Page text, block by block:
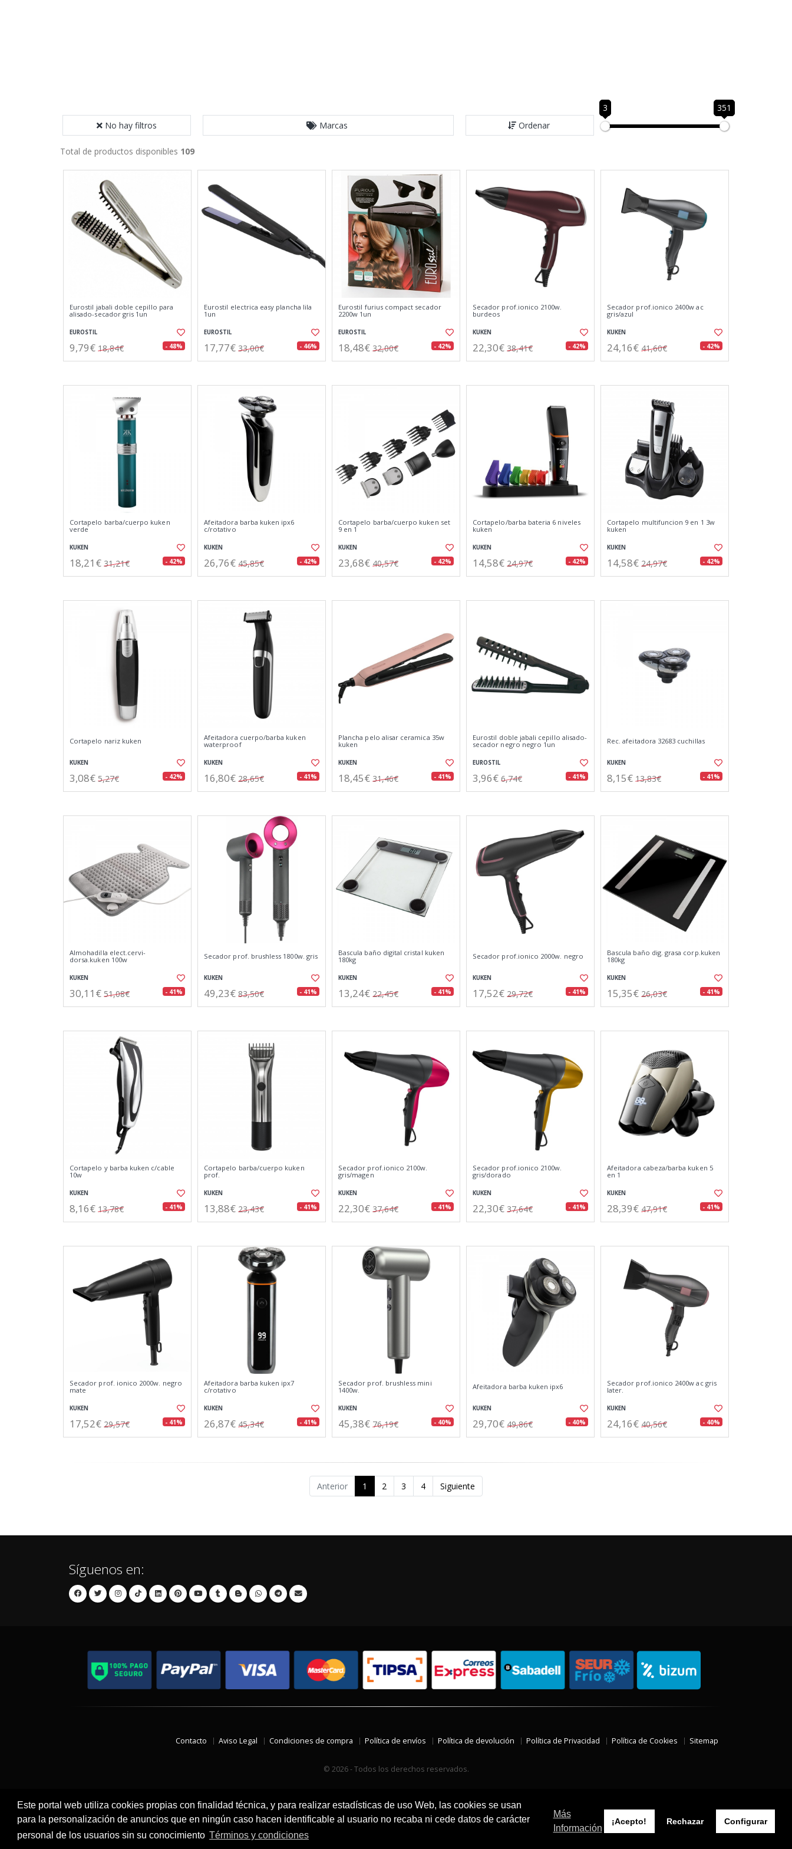
Este portal web utiliza cookies propias con finalidad técnica, y para realizar estadísticas de uso Web, las cookies se usan
para la personalización de anuncios que en ningún caso hacen identificable al usuario no recaba ni cede datos de carácter
personal de los usuarios sin su conocimiento Términos y condiciones
Más
Información
¡Acepto! Rechazar Configurar
No hay filtros Marcas Ordenar
3 351
Total de productos disponibles 109
Eurostil jabali doble cepillo para
alisado-secador gris 1un
EUROSTIL
9,79€ 18,84€ - 48%
Eurostil electrica easy plancha lila
1un
EUROSTIL
17,77€ 33,00€ - 46%
Eurostil furius compact secador
2200w 1un
EUROSTIL
18,48€ 32,00€ - 42%
Secador prof.ionico 2100w.
burdeos
KUKEN
22,30€ 38,41€ - 42%
Secador prof.ionico 2400w ac
gris/azul
KUKEN
24,16€ 41,60€ - 42%
Cortapelo barba/cuerpo kuken
verde
KUKEN
18,21€ 31,21€ - 42%
Afeitadora barba kuken ipx6
c/rotativo
KUKEN
26,76€ 45,85€ - 42%
Cortapelo barba/cuerpo kuken set
9 en 1
KUKEN
23,68€ 40,57€ - 42%
Cortapelo/barba bateria 6 niveles
kuken
KUKEN
14,58€ 24,97€ - 42%
Cortapelo multifuncion 9 en 1 3w
kuken
KUKEN
14,58€ 24,97€ - 42%
Cortapelo nariz kuken
KUKEN
3,08€ 5,27€ - 42%
Afeitadora cuerpo/barba kuken
waterproof
KUKEN
16,80€ 28,65€ - 41%
Plancha pelo alisar ceramica 35w
kuken
KUKEN
18,45€ 31,46€ - 41%
Eurostil doble jabali cepillo alisado-
secador negro negro 1un
EUROSTIL
3,96€ 6,74€ - 41%
Rec. afeitadora 32683 cuchillas
KUKEN
8,15€ 13,83€ - 41%
Almohadilla elect.cervi-
dorsa.kuken 100w
KUKEN
30,11€ 51,08€ - 41%
Secador prof. brushless 1800w. gris
KUKEN
49,23€ 83,50€ - 41%
Bascula baño digital cristal kuken
180kg
KUKEN
13,24€ 22,45€ - 41%
Secador prof.ionico 2000w. negro
KUKEN
17,52€ 29,72€ - 41%
Bascula baño dig. grasa corp.kuken
180kg
KUKEN
15,35€ 26,03€ - 41%
Cortapelo y barba kuken c/cable
10w
KUKEN
8,16€ 13,78€ - 41%
Cortapelo barba/cuerpo kuken
prof.
KUKEN
13,88€ 23,43€ - 41%
Secador prof.ionico 2100w.
gris/magen
KUKEN
22,30€ 37,64€ - 41%
Secador prof.ionico 2100w.
gris/dorado
KUKEN
22,30€ 37,64€ - 41%
Afeitadora cabeza/barba kuken 5
en 1
KUKEN
28,39€ 47,91€ - 41%
Secador prof. ionico 2000w. negro
mate
KUKEN
17,52€ 29,57€ - 41%
Afeitadora barba kuken ipx7
c/rotativo
KUKEN
26,87€ 45,34€ - 41%
Secador prof. brushless mini
1400w.
KUKEN
45,38€ 76,19€ - 40%
Afeitadora barba kuken ipx6
KUKEN
29,70€ 49,86€ - 40%
Secador prof.ionico 2400w ac gris
later.
KUKEN
24,16€ 40,56€ - 40%
Anterior 1 2 3 4 Siguiente
Síguenos en:
Contacto Aviso Legal Condiciones de compra Política de envíos Política de devolución Política de Privacidad Política de Cookies Sitemap
© 2026 - Todos los derechos reservados.